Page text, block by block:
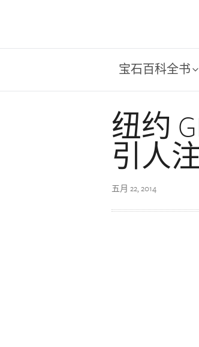
宝石百科全书
纽约
引人
五月 22, 2014